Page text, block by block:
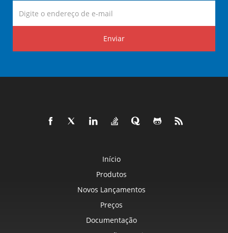
Enviar
Início
Produtos
Novos Lançamentos
Preços
Documentação